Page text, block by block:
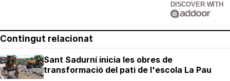
DISCOVER WITH
Contingut relacionat
Sant Sadurní inicia les obres de
transformació del pati de l'escola La Pau